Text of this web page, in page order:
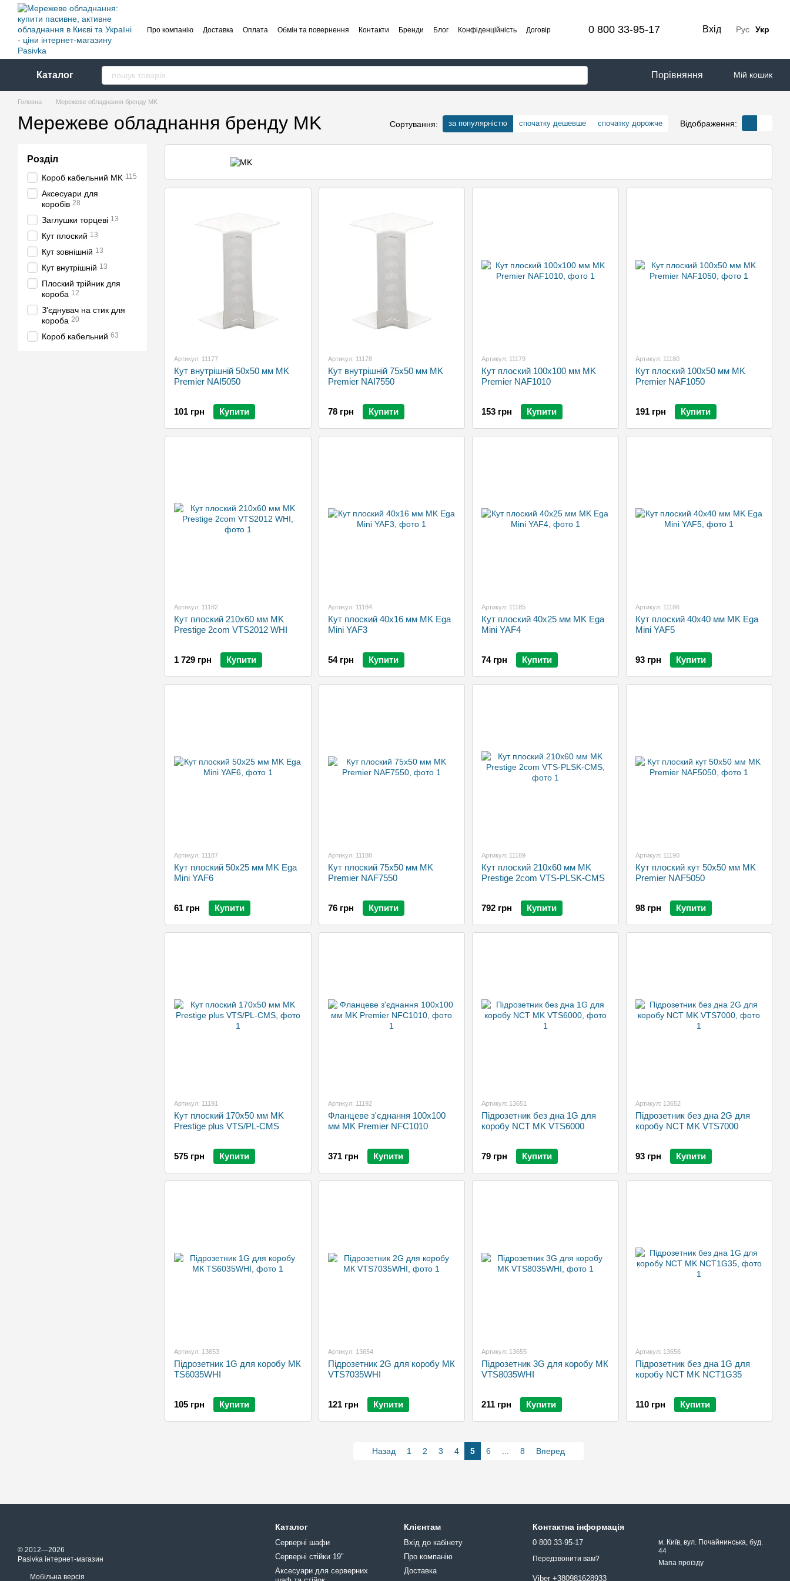
Перейти до основного контенту
Про компанію Доставка Оплата Обмін та повернення Контакти Бренди Блог Конфіденційність Договір 0 800 33-95-17 Вхід Рус Укр
Каталог Порівняння Мій кошик
Головна Мережеве обладнання бренду MK
Мережеве обладнання бренду MK Сортування: за популярністю спочатку дешевше спочатку дорожче Відображення:
Артикул: 11177
Кут внутрішній 50х50 мм MK
Premier NAI5050
101 грн Купити
Артикул: 11178
Кут внутрішній 75х50 мм MK
Premier NAI7550
78 грн Купити
Артикул: 11179
Кут плоский 100х100 мм MK
Premier NAF1010
153 грн Купити
Артикул: 11180
Кут плоский 100х50 мм MK
Premier NAF1050
191 грн Купити
Артикул: 11182
Кут плоский 210x60 мм MK
Prestige 2com VTS2012 WHI
1 729 грн Купити
Артикул: 11184
Кут плоский 40х16 мм MK Ega
Mini YAF3
54 грн Купити
Артикул: 11185
Кут плоский 40х25 мм MK Ega
Mini YAF4
74 грн Купити
Артикул: 11186
Кут плоский 40х40 мм MK Ega
Mini YAF5
93 грн Купити
Артикул: 11187
Кут плоский 50х25 мм MK Ega
Mini YAF6
61 грн Купити
Артикул: 11188
Кут плоский 75х50 мм MK
Premier NAF7550
76 грн Купити
Артикул: 11189
Кут плоский 210x60 мм MK
Prestige 2com VTS-PLSK-CMS
792 грн Купити
Артикул: 11190
Кут плоский кут 50х50 мм MK
Premier NAF5050
98 грн Купити
Артикул: 11191
Кут плоский 170x50 мм MK
Prestige plus VTS/PL-CMS
575 грн Купити
Артикул: 11192
Фланцеве з'єднання 100х100
мм MK Premier NFC1010
371 грн Купити
Артикул: 13651
Підрозетник без дна 1G для
коробу NCT MK VTS6000
79 грн Купити
Артикул: 13652
Підрозетник без дна 2G для
коробу NCT MK VTS7000
93 грн Купити
Артикул: 13653
Підрозетник 1G для коробу МК
TS6035WHI
105 грн Купити
Артикул: 13654
Підрозетник 2G для коробу МК
VTS7035WHI
121 грн Купити
Артикул: 13655
Підрозетник 3G для коробу МК
VTS8035WHI
211 грн Купити
Артикул: 13656
Підрозетник без дна 1G для
коробу NCT MK NCT1G35
110 грн Купити
Назад 1 2 3 4 5 6 ... 8 Вперед
Розділ
Короб кабельний MK 115
Аксесуари для
коробів 28
Заглушки торцеві 13
Кут плоский 13
Кут зовнішній 13
Кут внутрішній 13
Плоский трійник для
короба 12
З'єднувач на стик для
короба 20
Короб кабельний 63
© 2012—2026
Pasivka інтернет-магазин
Мобільна версія
Каталог
Серверні шафи
Серверні стійки 19"
Аксесуари для серверних
Клієнтам
Вхід до кабінету
Про компанію
Доставка
Контактна інформація
0 800 33-95-17
Передзвонити вам?
Viber +380981628933
м. Київ, вул. Почайнинська, буд.
44
Мапа проїзду